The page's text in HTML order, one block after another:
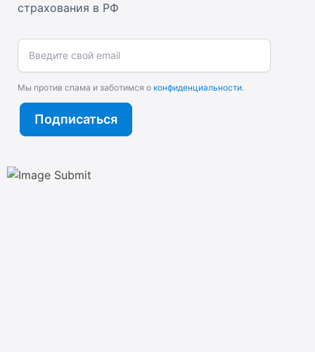
страхования в РФ
Введите свой email
Подписаться
Мы против спама и заботимся о конфиденциальности.